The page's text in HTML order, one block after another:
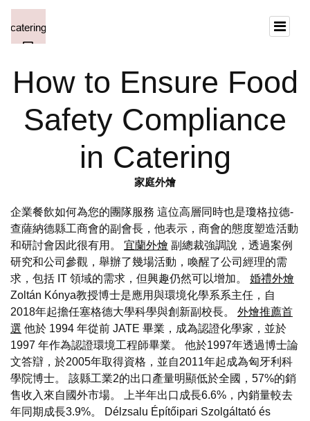
How to Ensure Food
Safety Compliance
in Catering
家庭外燴
企業餐飲如何為您的團隊服務 這位高層同時也是瓊格拉德-
查薩納德縣工商會的副會長，他表示，商會的態度塑造活動
和研討會因此很有用。 宜蘭外燴 副總裁強調說，透過案例
研究和公司參觀，舉辦了幾場活動，喚醒了公司經理的需
求，包括 IT 領域的需求，但興趣仍然可以增加。 婚禮外燴
Zoltán Kónya教授博士是應用與環境化學系系主任，自
2018年起擔任塞格德大學科學與創新副校長。 外燴推薦首
選 他於 1994 年從前 JATE 畢業，成為認證化學家，並於
1997 年作為認證環境工程師畢業。 他於1997年透過博士論
文答辯，於2005年取得資格，並自2011年起成為匈牙利科
學院博士。 該縣工業2的出口產量明顯低於全國，57%的銷
售收入來自國外市場。 上半年出口成長6.6%，內銷量較去
年同期成長3.9%。 Délzsalu Építőipari Szolgáltató és